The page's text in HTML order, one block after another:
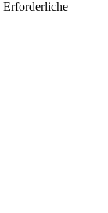
Erforderliche